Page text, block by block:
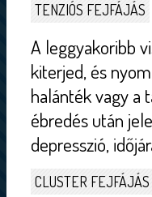
TENZIÓS FEJFÁJÁS
A leggyakoribb
kiterjed, és
halánték vagy a
ébredés után
depresszió,
CLUSTER FEJFÁJÁS